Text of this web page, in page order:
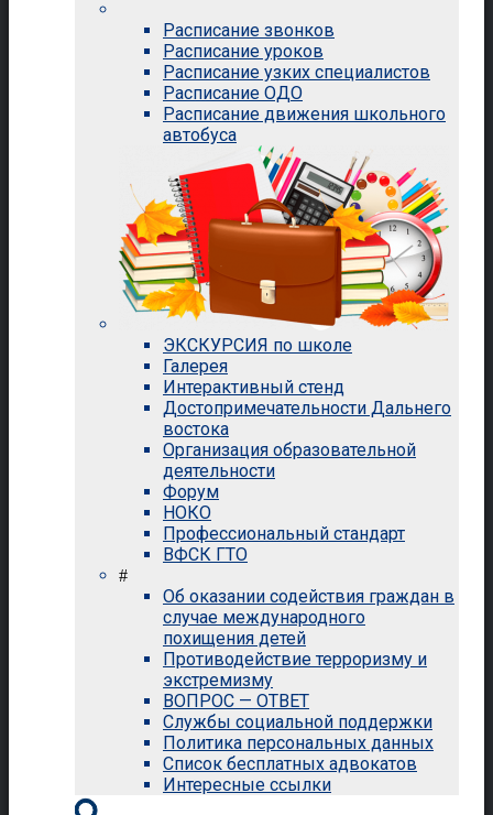
Расписание звонков
Расписание уроков
Расписание узких специалистов
Расписание ОДО
Расписание движения школьного
автобуса
ЭКСКУРСИЯ по школе
Галерея
Интерактивный стенд
Достопримечательности Дальнего
востока
Организация образовательной
деятельности
Форум
НОКО
Профессиональный стандарт
ВФСК ГТО
#
Об оказании содействия граждан в
случае международного
похищения детей
Противодействие терроризму и
экстремизму
ВОПРОС — ОТВЕТ
Службы социальной поддержки
Политика персональных данных
Список бесплатных адвокатов
Интересные ссылки